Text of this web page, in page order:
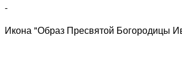
-
Икона "Образ Пресвятой Богородицы